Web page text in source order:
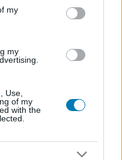
my
my
Use,
of my
with the
Star Wars-filmet
háborúja trilógia talán